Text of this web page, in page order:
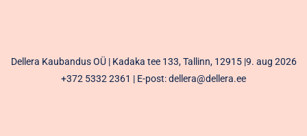
Dellera Kaubandus OÜ | Kadaka tee 133, Tallinn, 12915 |9. aug 2026
+372 5332 2361 | E-post: dellera@dellera.ee